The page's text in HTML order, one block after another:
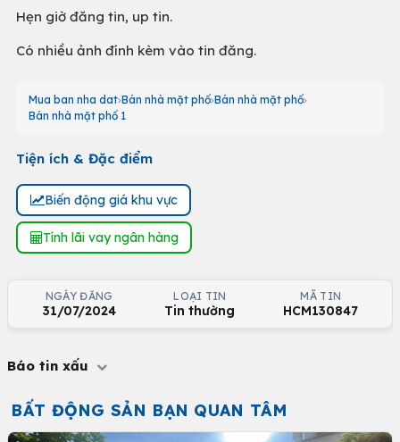
Hẹn giờ đăng tin, up tin.
Có nhiều ảnh đính kèm vào tin đăng.
Mua ban nha dat Bán nhà mặt phố Bán nhà mặt phố
Bán nhà mặt phố 1
Tiện ích & Đặc điểm
Biến động giá khu vực
Tính lãi vay ngân hàng
NGÀY ĐĂNG
31/07/2024
LOẠI TIN
Tin thường
MÃ TIN
HCM130847
Báo tin xấu
BẤT ĐỘNG SẢN BẠN QUAN TÂM